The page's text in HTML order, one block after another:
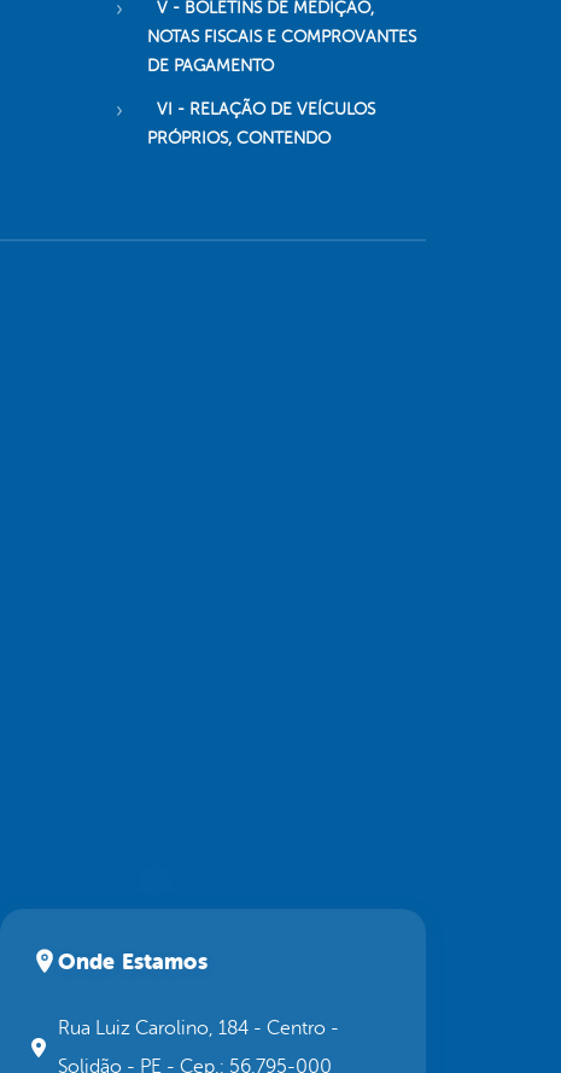
V - BOLETINS DE MEDIÇÃO,
NOTAS FISCAIS E COMPROVANTES
DE PAGAMENTO
VI - RELAÇÃO DE VEÍCULOS
PRÓPRIOS, CONTENDO
Onde Estamos
Rua Luiz Carolino, 184 - Centro -
Solidão - PE - Cep.: 56.795-000